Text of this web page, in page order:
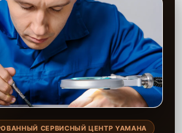
СЕРВИСНЫЙ ЦЕНТР YAMAHA